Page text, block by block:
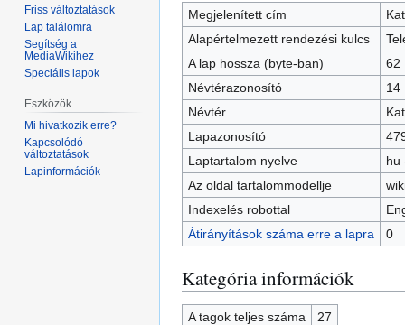
navigációhoz
kereséshez
Megjelenített cím
Alapértelmezett rendezési kulcs
A lap hossza (byte-ban)
62
Névtérazonosító
14
Névtér
Lapazonosító
Laptartalom nyelve
hu
Az oldal tartalommodellje
Indexelés robottal
Átirányítások száma erre a lapra
0
Kategória információk
A tagok teljes száma
27
Friss változtatások
Lap találomra
Segítség a
MediaWikihez
Speciális lapok
Eszközök
Mi hivatkozik erre?
Kapcsolódó
változtatások
Lapinformációk